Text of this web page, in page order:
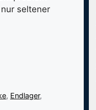
seltener
, Endlager,